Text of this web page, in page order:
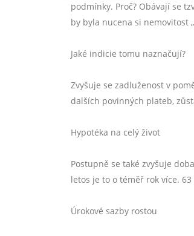
podmínky. Proč? Obávají se
by byla nucena si nemovitost
Jaké indicie tomu naznačují?
Zvyšuje se zadluženost v
dalších povinných plateb,
Hypotéka na celý život
Postupně se také zvyšuje
letos je to o téměř rok více.
Úrokové sazby rostou